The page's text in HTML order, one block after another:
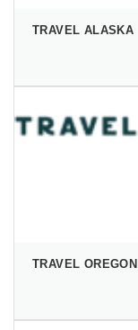
TRAVEL ALASKA
TRAVEL OREGON